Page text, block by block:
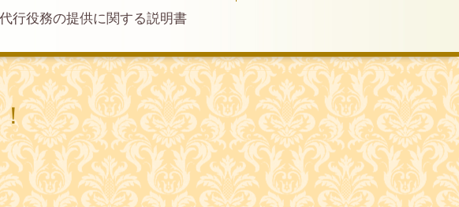
行役務の提供に関する説明書